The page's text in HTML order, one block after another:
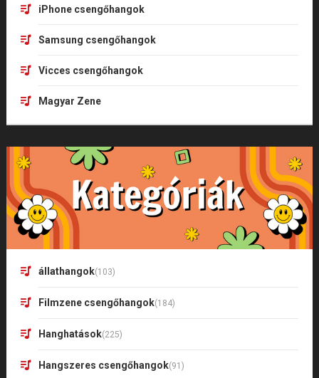
iPhone csengőhangok
Samsung csengőhangok
Vicces csengőhangok
Magyar Zene
állathangok(103)
Filmzene csengőhangok(184)
Hanghatások(225)
Hangszeres csengőhangok(91)